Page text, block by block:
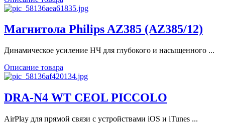
Магнитола Philips AZ385 (AZ385/12)
Динамическое усиление НЧ для глубокого и насыщенного ...
Описание товара
DRA-N4 WT CEOL PICCOLO
AirPlay для прямой связи с устройствами iOS и iTunes ...